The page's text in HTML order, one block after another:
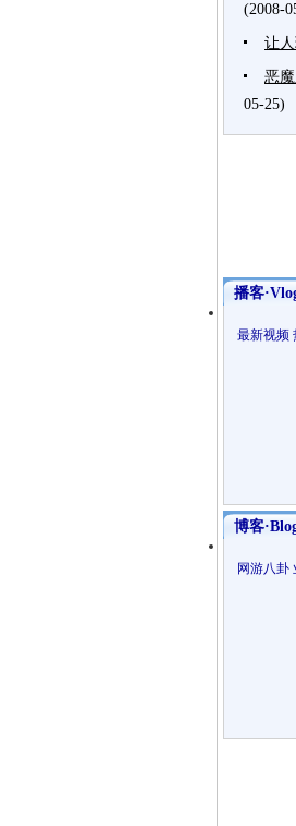
(2008-
让
恶
05-25)
播客
最新视频
博客
网游八卦